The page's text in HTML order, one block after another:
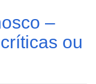
–
ou